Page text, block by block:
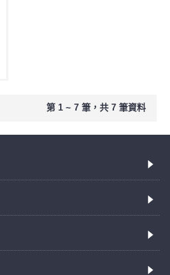
第 1 ~ 7 筆，共 7 筆資料